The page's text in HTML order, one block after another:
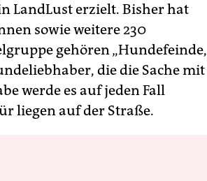
LandLust erzielt. Bisher hat
sowie weitere 230
gehören „Hundefeinde,
die die Sache mit
werde es auf jeden Fall
liegen auf der Straße.